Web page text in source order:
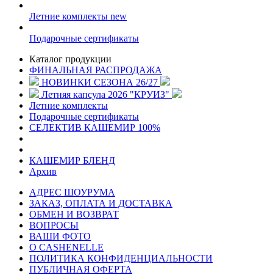
Летние комплекты new
Подарочные сертификаты
Каталог продукции
ФИНАЛЬНАЯ РАСПРОДАЖА
НОВИНКИ СЕЗОНА 26/27
Летняя капсула 2026 "КРУИЗ"
Летние комплекты
Подарочные сертификаты
СЕЛЕКТИВ КАШЕМИР 100%
КАШЕМИР БЛЕНД
Архив
АДРЕС ШОУРУМА
ЗАКАЗ, ОПЛАТА И ДОСТАВКА
ОБМЕН И ВОЗВРАТ
ВОПРОСЫ
ВАШИ ФОТО
О CASHENELLE
ПОЛИТИКА КОНФИДЕНЦИАЛЬНОСТИ
ПУБЛИЧНАЯ ОФЕРТА